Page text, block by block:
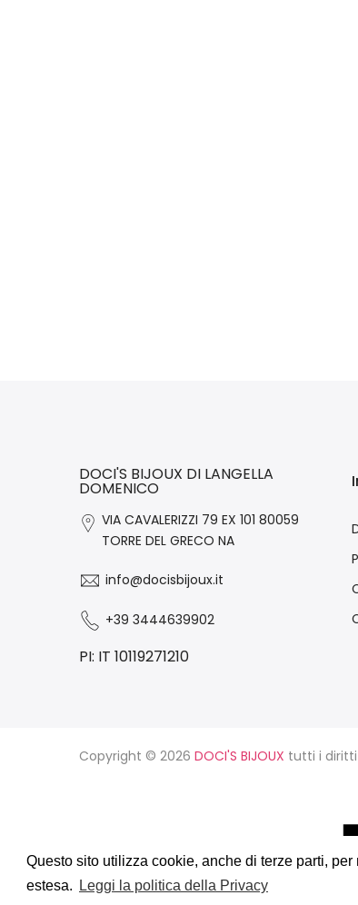
Questo sito utilizza cookie, anche di terze parti,
estesa.
Leggi la politica della Privacy
Questo sito utilizza cookie, anche di terze parti,
estesa.
Leggi la politica della Privacy
DOCI'S BIJOUX DI LANGELLA
DOMENICO
VIA CAVALERIZZI 79 EX 101 80059
TORRE DEL GRECO NA
info@docisbijoux.it
+39 3444639902
PI: IT 10119271210
Copyright © 2026 DOCI'S BIJOUX tutti i diritti
E-Commerce e Marketing realizzati da